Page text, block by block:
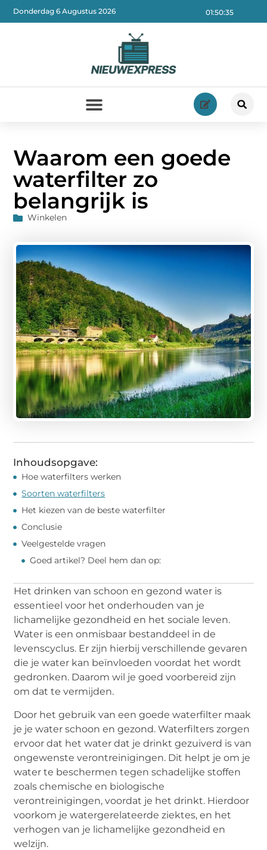
01:50:37
Donderdag 6 Augustus 2026
Waarom een goede
waterfilter zo
belangrijk is
Winkelen
Inhoudsopgave:
Hoe waterfilters werken
Soorten waterfilters
Het kiezen van de beste waterfilter
Conclusie
Veelgestelde vragen
Goed artikel? Deel hem dan op:
Het drinken van schoon en gezond water is
essentieel voor het onderhouden van je
lichamelijke gezondheid en het sociale leven.
Water is een onmisbaar bestanddeel in de
levenscyclus. Er zijn hierbij verschillende gevaren
die je water kan beïnvloeden voordat het wordt
gedronken. Daarom wil je goed voorbereid zijn
om dat te vermijden.
Door het gebruik van een goede waterfilter maak
je je water schoon en gezond. Waterfilters zorgen
ervoor dat het water dat je drinkt gezuiverd is van
ongewenste verontreinigingen. Dit helpt je om je
water te beschermen tegen schadelijke stoffen
zoals chemische en biologische
verontreinigingen, voordat je het drinkt. Hierdoor
voorkom je watergerelateerde ziektes, en het
verhogen van je lichamelijke gezondheid en
welzijn.